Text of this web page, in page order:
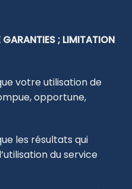
; LIMITATION
votre utilisation de
opportune,
les résultats qui
du service